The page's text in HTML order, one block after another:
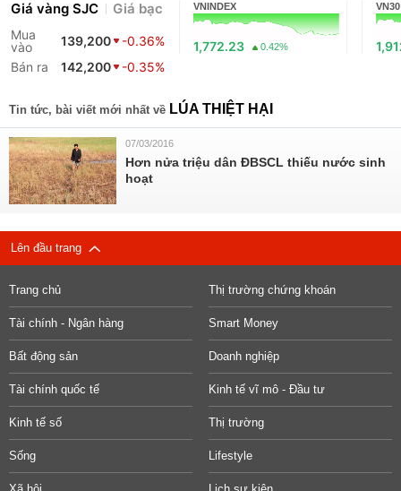
Giá vàng SJC Giá bạc
Mua
vào
139,200
-0.36%
Bán ra
142,200 -0.35%
VNINDEX
1,772.23 0.42%
VN30
Tin tức, bài viết mới nhất về LÚA THIỆT HẠI
07/03/2016
Hơn nửa triệu dân ĐBSCL thiếu nước sinh
hoạt
Lên đầu trang
Trang chủ Thị trường chứng khoán
Tài chính - Ngân hàng Smart Money
Bất động sản Doanh nghiệp
Tài chính quốc tế Kinh tế vĩ mô - Đầu tư
Kinh tế số Thị trường
Sống Lifestyle